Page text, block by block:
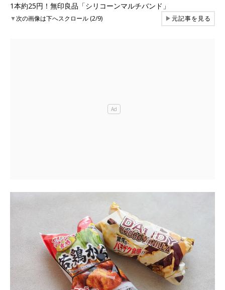
1本約25円！無印良品「シリコーンマルチバンド」
▼次の画像は下へスクロール (2/9) ▶元記事を見る